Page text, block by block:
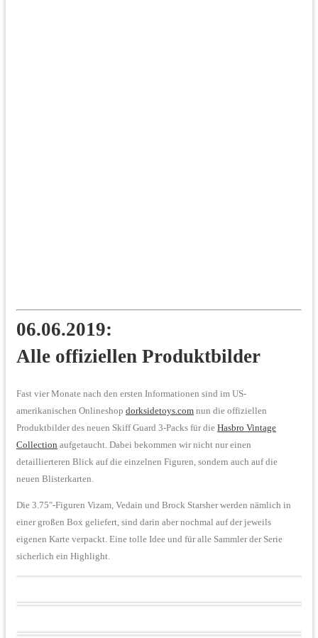
06.06.2019:
Alle offiziellen Produktbilder
Fast vier Monate nach den ersten Informationen sind im US-
amerikanischen Onlineshop dorksidetoys.com nun die offiziellen
Produktbilder des neuen Skiff Guard 3-Packs für die Hasbro Vintage
Collection aufgetaucht. Dabei bekommen wir nicht nur einen
detaillierteren Blick auf die einzelnen Figuren, sondern auch auf die
neuen Blisterkarten.
Die 3.75″-Figuren Vizam, Vedain und Brock Starsher werden nämlich in
einer großen Box geliefert, sind darin aber nochmal auf der jeweils
eigenen Karte verpackt. Eine tolle Idee und für alle Sammler der Serie
sicherlich ein Highlight.